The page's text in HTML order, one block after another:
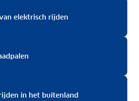
elektrisch rijden
in het buitenland